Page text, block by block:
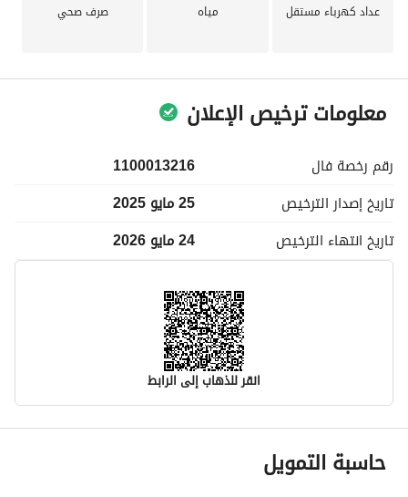
عداد كهرباء مستقل مياه صرف صحي
معلومات ترخيص الإعلان
رقم رخصة فال
1100013216
تاريخ إصدار الترخيص
25 مايو 2025
تاريخ انتهاء الترخيص 24 مايو 2026
انقر للذهاب إلى الرابط
معلومات مسؤول الإعلان
اسم المسؤول
حاسبة التمويل